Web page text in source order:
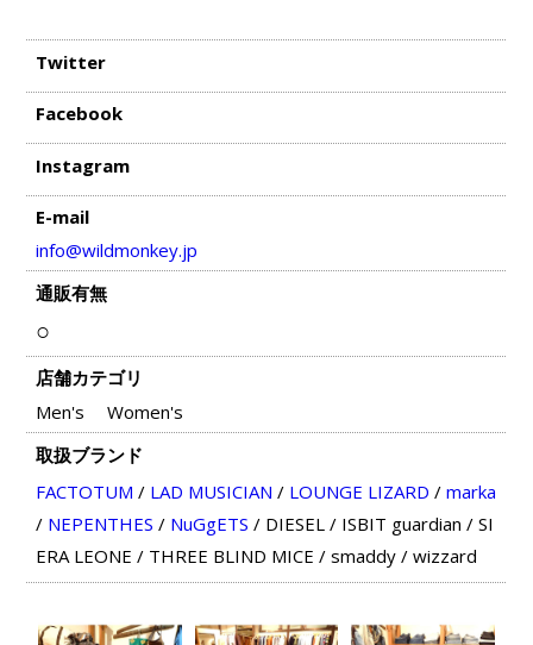
Twitter
Facebook
Instagram
E-mail
info@wildmonkey.jp
通販有無
○
店舗カテゴリ
Men's
Women's
取扱ブランド
FACTOTUM / LAD MUSICIAN / LOUNGE LIZARD / marka
/ NEPENTHES / NuGgETS / DIESEL/ ISBIT guardian / SI
ERA LEONE / THREE BLIND MICE / smaddy/ wizzard